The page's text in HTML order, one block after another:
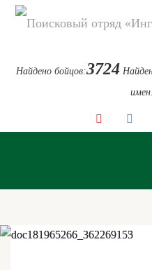
содержимому
Найдено бойцов:3724
fa-
fa-